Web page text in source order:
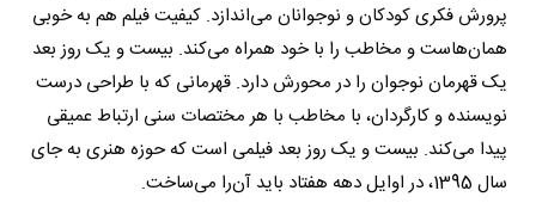
پرورش فکری کودکان و نوجوانان می‌اندازد. کیفیت فیلم هم به خوبی
همان‌هاست و مخاطب را با خود همراه می‌کند. بیست و یک روز بعد
یک قهرمان نوجوان را در محورش دارد. قهرمانی که با طراحی درست
نویسنده و کارگردان، با مخاطب با هر مختصات سنی ارتباط عمیقی
پیدا می‌کند. بیست و یک روز بعد فیلمی است که حوزه هنری به جای
سال 1395، در اوایل دهه هفتاد باید آن‌را می‌ساخت.